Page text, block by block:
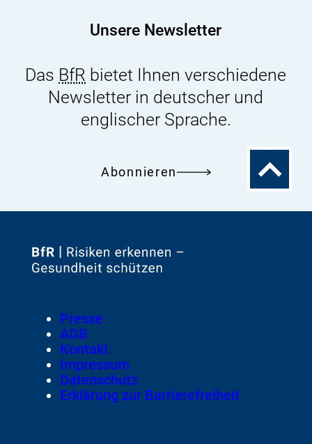
Unsere Newsletter
Das BfR bietet Ihnen verschiedene
Newsletter in deutscher und
englischer Sprache.
Abonnieren
Zum
Zur
Footer
Meta-
Navigation
Presse
AGB
Kontakt
Impressum
Datenschutz
Erklärung zur Barrierefreiheit